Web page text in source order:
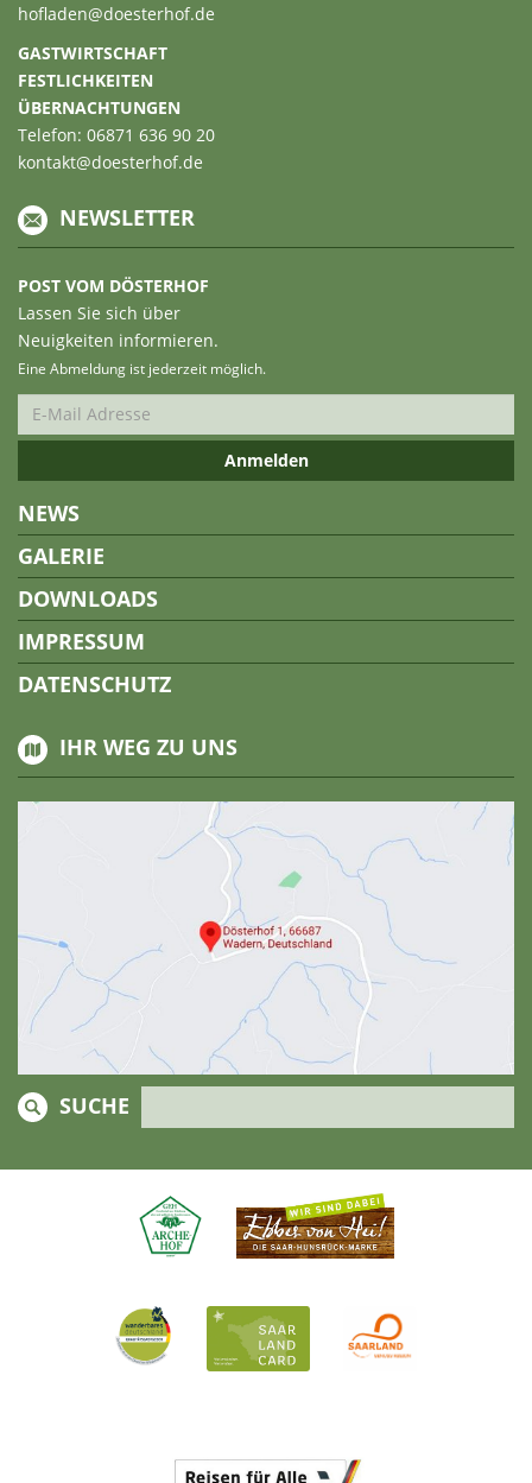
hofladen@doesterhof.de
GASTWIRTSCHAFT
FESTLICHKEITEN
ÜBERNACHTUNGEN
Telefon: 06871 636 90 20
kontakt@doesterhof.de
NEWSLETTER
POST VOM DÖSTERHOF
Lassen Sie sich über
Neuigkeiten informieren.
Eine Abmeldung ist jederzeit möglich.
NEWS
GALERIE
DOWNLOADS
IMPRESSUM
DATENSCHUTZ
IHR WEG ZU UNS
SUCHE